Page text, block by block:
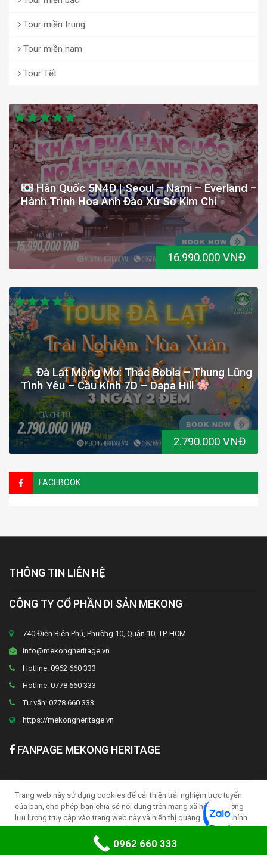
Tour miền trung
Tour miền nam
Tour Tết
Hàn Quốc 5N4Đ | Seoul – Nami – Everland –
Hành Trình Hoa Anh Đào Xứ Sở Kim Chi
16.990.000 VNĐ
Đà Lạt Mộng Mơ: Thác Bobla – Thung Lũng
Tình Yêu – Cầu Kính 7D – Dapa Hill
2.790.000 VNĐ
FACEBOOK
THÔNG TIN LIÊN HỆ
CÔNG TY CỔ PHẦN DI SẢN MEKONG
740 Điện Biên Phủ, Phường 10, Quận 10, TP. HCM
info@mekongheritage.vn
Hotline: 0962 660 333
Hotline: 0778 660 333
Tư vấn: 0778 660 333
https://mekongheritage.vn
FANPAGE MEKONG HERITAGE
Copyright © 2026 MEKONG HERITAGE
Trang web này sử dụng cookies để cải thiện trải nghiệm trực tuyến
của bạn, cho phép bạn chia sẻ nội dung trên mạng xã hội, đo lường
lưu lượng truy cập vào trang web này và hiển thị quảng cáo tùy chỉnh
Đồng ý Cookies
0962 660 333